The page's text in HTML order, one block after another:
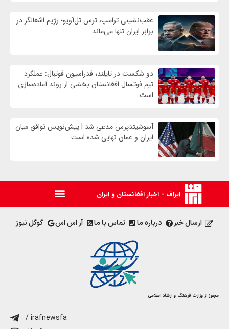
عقب‌نشینی ترامپ، ترس تل‌آویو؛ رژیم اشغالگر در
برابر ایران تنها می‌ماند
دو شکست در تایلند؛ فدراسیون فوتبال: عملکرد
تیم فوتسال افغانستان بخشی از روند آماده‌سازی
است
آسوشیتدپرس مدعی شد | پیش‌نویس توافق میان
ایران و عمان نهایی شده است
ایراف - اخبار افغانستان و ایران
ارسال خبر درباره ما تماس با ما آر اس اس گوگل نیوز
مجوز از وزارت فرهنگ و ارشاد اسلامی
/ irafnewsfa